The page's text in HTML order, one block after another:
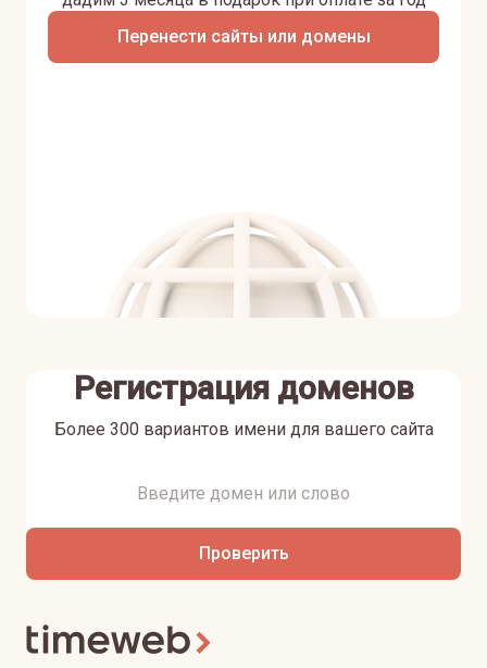
Перенести сайты или домены
Регистрация доменов
Более 300 вариантов имени для вашего сайта
Проверить